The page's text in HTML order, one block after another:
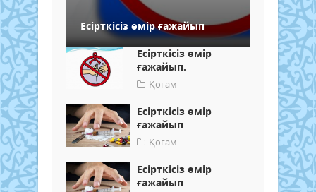
Есірткісіз өмір ғажайып
Есірткісіз өмір
ғажайып.
Қоғам
Есірткісіз өмір
ғажайып
Қоғам
Есірткісіз өмір
ғажайып